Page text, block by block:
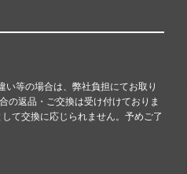
等の場合は、弊社負担にてお取り
の返品・ご交換は受け付けておりま
て交換に応じられません。予めご了